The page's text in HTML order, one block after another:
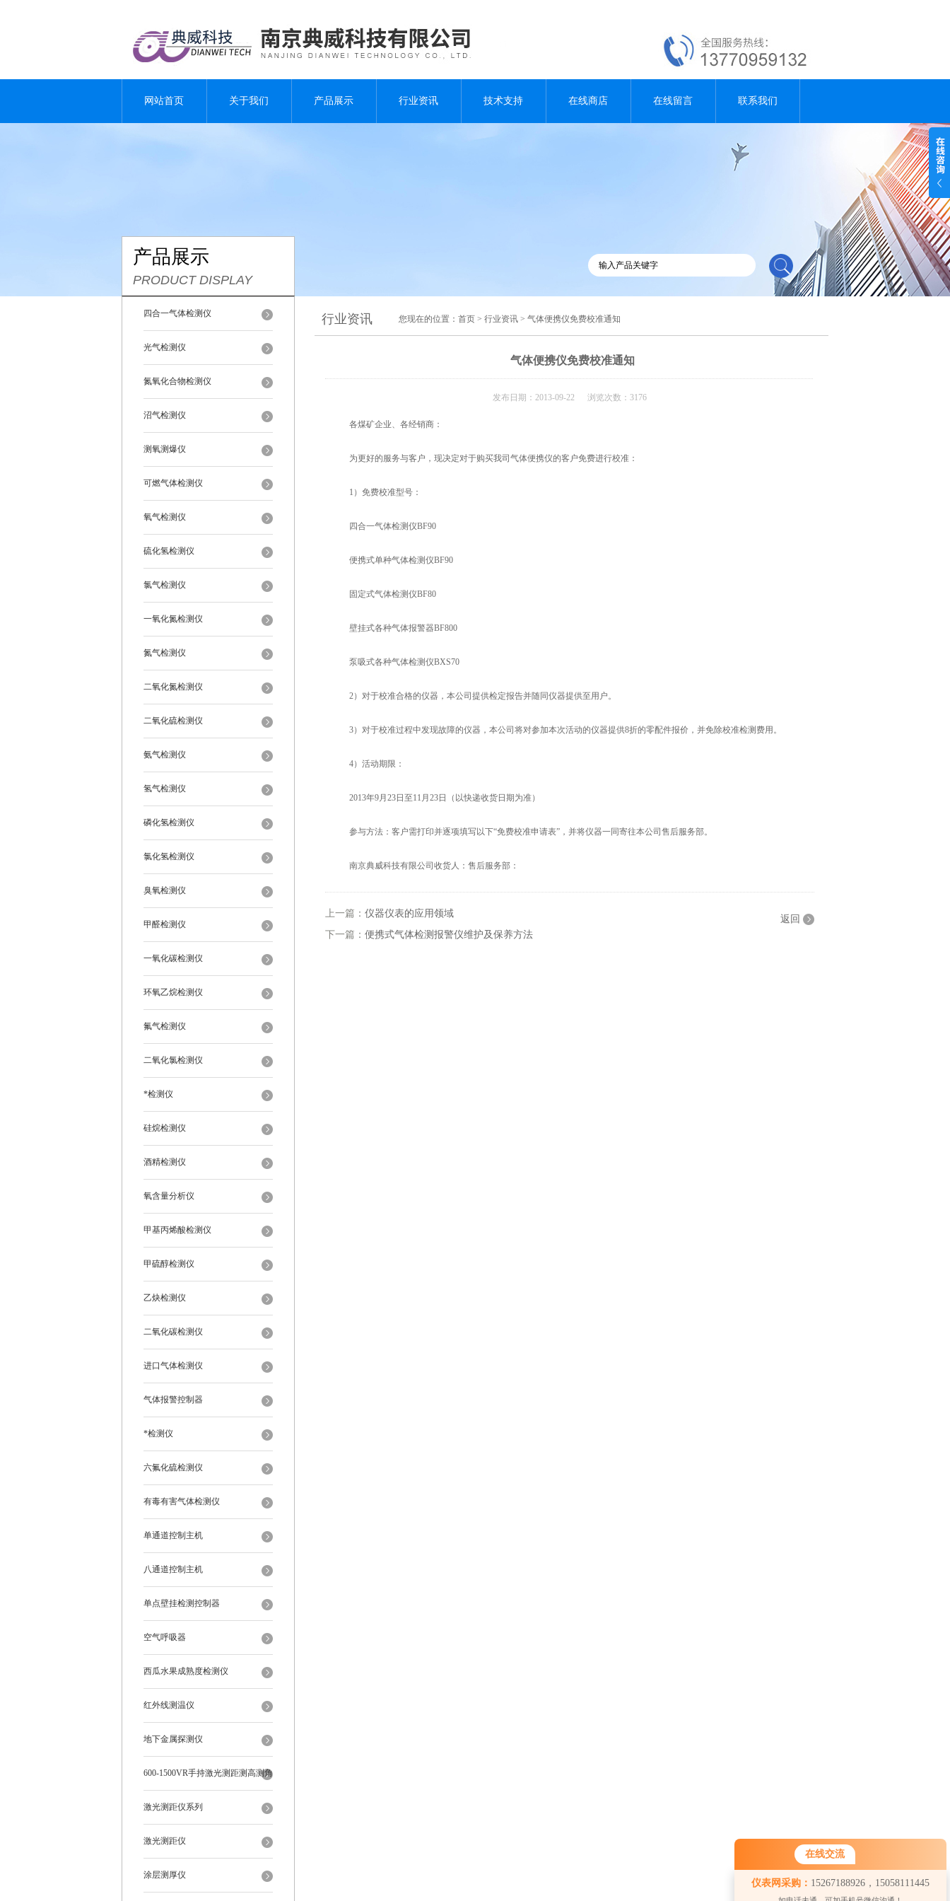
在线交流
仪表网采购： 15267188926，15058111445
网站首页 关于我们 产品展示 行业资讯 技术支持 在线商店 在线留言 联系我们
产品展示
PRODUCT DISPLAY
四合一气体检测仪
光气检测仪
氮氧化合物检测仪
沼气检测仪
测氧测爆仪
可燃气体检测仪
氧气检测仪
硫化氢检测仪
氯气检测仪
一氧化氮检测仪
氮气检测仪
二氧化氮检测仪
二氧化硫检测仪
氨气检测仪
氢气检测仪
磷化氢检测仪
氯化氢检测仪
臭氧检测仪
甲醛检测仪
一氧化碳检测仪
环氧乙烷检测仪
氟气检测仪
二氧化氯检测仪
*检测仪
硅烷检测仪
酒精检测仪
氧含量分析仪
甲基丙烯酸检测仪
甲硫醇检测仪
乙炔检测仪
二氧化碳检测仪
进口气体检测仪
气体报警控制器
*检测仪
六氟化硫检测仪
有毒有害气体检测仪
单通道控制主机
八通道控制主机
单点壁挂检测控制器
空气呼吸器
西瓜水果成熟度检测仪
红外线测温仪
地下金属探测仪
600-1500VR手持激光测距测高测角
多功能
激光测距仪系列
激光测距仪
涂层测厚仪
行业资讯 您现在的位置： 首页 > 行业资讯 > 气体便携仪免费校准通知
气体便携仪免费校准通知
发布日期：2013-09-22 浏览次数：3176
各煤矿企业、各经销商：
为更好的服务与客户，现决定对于购买我司气体便携仪的客户免费进行校准：
1）免费校准型号：
四合一气体检测仪BF90
便携式单种气体检测仪BF90
固定式气体检测仪BF80
壁挂式各种气体报警器BF800
泵吸式各种气体检测仪BXS70
2）对于校准合格的仪器，本公司提供检定报告并随同仪器提供至用户。
3）对于校准过程中发现故障的仪器，本公司将对参加本次活动的仪器提供8折的零配件报价，并免除校准检测费用。
4）活动期限：
2013年9月23日至11月23日（以快递收货日期为准）
参与方法：客户需打印并逐项填写以下“免费校准申请表”，并将仪器一同寄往本公司售后服务部。
南京典威科技有限公司收货人：售后服务部：
上一篇： 仪器仪表的应用领域
下一篇： 便携式气体检测报警仪维护及保养方法
返回